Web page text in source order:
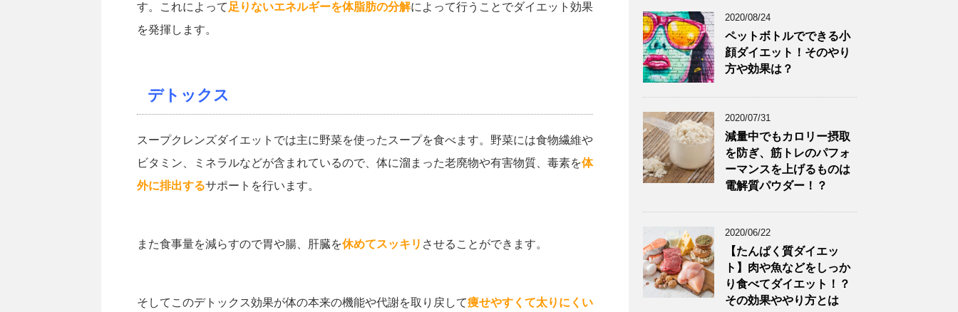
す。これによって 足りないエネルギーを体脂肪の分解によって行うことでダイエット効果
を発揮します。
デトックス
スープクレンズダイエットでは主に野菜を使ったスープを食べます。野菜には食物繊維や
ビタミン、ミネラルなどが含まれているので、体に溜まった老廃物や有害物質、毒素を体
外に排出するサポートを行います。
また食事量を減らすので胃や腸、肝臓を休めてスッキリ させることができます。
そしてこのデトックス効果が体の本来の機能や代謝を取り戻して痩せやすくて太りにくい
2020/08/24
ペットボトルでできる小
顔ダイエット！そのやり
方や効果は？
2020/07/31
減量中でもカロリー摂取
を防ぎ、筋トレのパフォ
ーマンスを上げるものは
電解質パウダー！？
2020/06/22
【たんぱく質ダイエッ
ト】肉や魚などをしっか
り食べてダイエット！？
その効果ややり方とは